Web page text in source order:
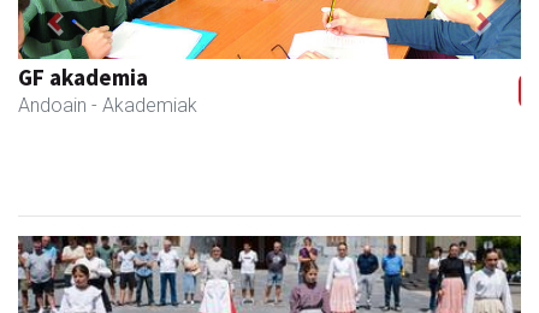
IZT Informatika Zerbitzu Integrala
Andoain - IKT
Previous Next